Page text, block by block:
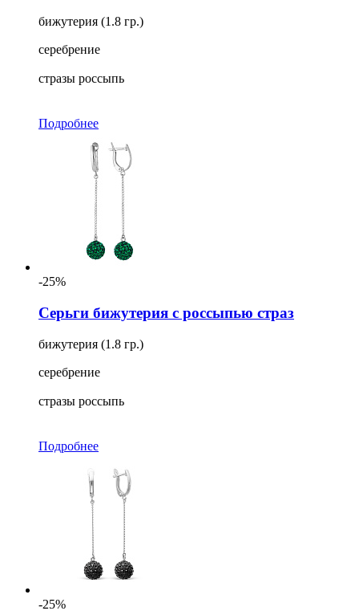
бижутерия (1.8 гр.)
серебрение
стразы россыпь
Подробнее
-25%
Серьги бижутерия с россыпью страз
бижутерия (1.8 гр.)
серебрение
стразы россыпь
Подробнее
-25%